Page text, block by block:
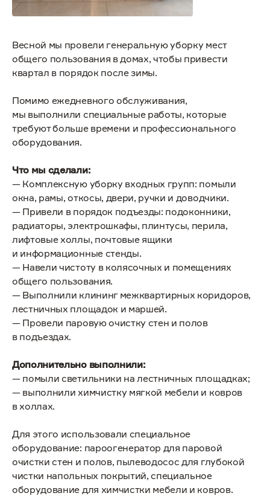
Весной мы провели генеральную уборку мест
общего пользования в домах, чтобы привести
квартал в порядок после зимы.
Помимо ежедневного обслуживания,
мы выполнили специальные работы, которые
требуют больше времени и профессионального
оборудования.
Что мы сделали:
— Комплексную уборку входных групп: помыли
окна, рамы, откосы, двери, ручки и доводчики.
— Привели в порядок подъезды: подоконники,
радиаторы, электрошкафы, плинтусы, перила,
лифтовые холлы, почтовые ящики
и информационные стенды.
— Навели чистоту в колясочных и помещениях
общего пользования.
— Выполнили клининг межквартирных коридоров,
лестничных площадок и маршей.
— Провели паровую очистку стен и полов
в подъездах.
Дополнительно выполнили:
— помыли светильники на лестничных площадках;
— выполнили химчистку мягкой мебели и ковров
в холлах.
Для этого использовали специальное
оборудование: пароогенератор для паровой
очистки стен и полов, пылеводосос для глубокой
чистки напольных покрытий, специальное
оборудование для химчистки мебели и ковров.